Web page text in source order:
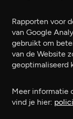
Rapporten voor
van Google
gebruikt om
van de Website
geoptimaliseerd
Meer informatie
vind je hier: